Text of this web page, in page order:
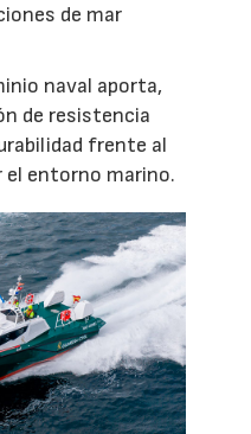
de mar
naval aporta,
de resistencia
frente al
el entorno marino.